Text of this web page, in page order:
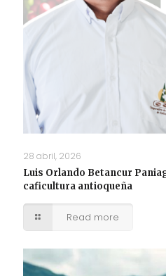
28 abril, 2026
Luis Orlando Betancur
caficultura antioqueña
Read more